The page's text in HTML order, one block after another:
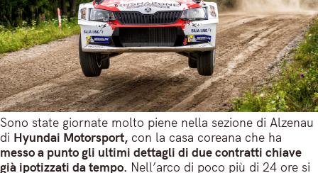
Sono state giornate molto piene nella sezione di Alzenau
di Hyundai Motorsport, con la casa coreana che ha
messo a punto gli ultimi dettagli di due contratti chiave
già ipotizzati da tempo. Nell’arco di poco più di 24 ore si